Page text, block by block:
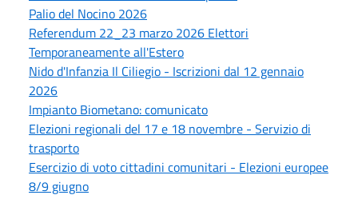
Palio del Nocino 2026
Referendum 22_23 marzo 2026 Elettori
Temporaneamente all'Estero
Nido d'Infanzia Il Ciliegio - Iscrizioni dal 12 gennaio
2026
Impianto Biometano: comunicato
Elezioni regionali del 17 e 18 novembre - Servizio di
trasporto
Esercizio di voto cittadini comunitari - Elezioni europee
8/9 giugno